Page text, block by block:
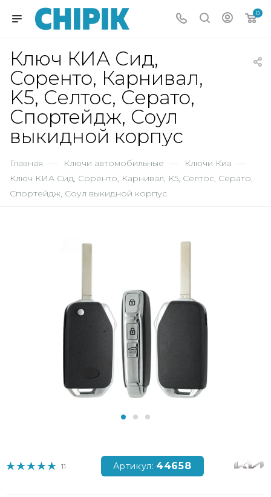
0
Ключ КИА Сид,
Соренто, Карнивал,
K5, Селтос, Серато,
Спортейдж, Соул
выкидной корпус
Главная — Ключи автомобильные — Ключи Киа —
Ключ КИА Сид, Соренто, Карнивал, K5, Селтос, Серато,
Спортейдж, Соул выкидной корпус
11 Артикул: 44658